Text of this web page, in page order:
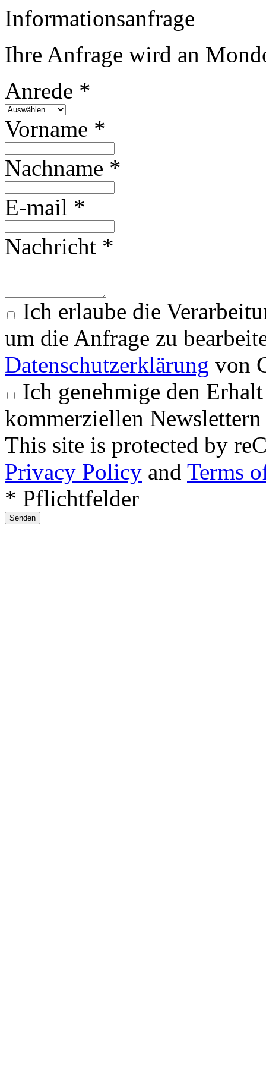
Informationsanfrage
Ihre Anfrage wird an
Anrede *
Vorname *
Nachname *
E-mail *
Nachricht *
Ich erlaube die
um die Anfrage zu
Datenschutzerklärung von
Ich genehmige den
kommerziellen
This site is protected by
Privacy Policy and Terms
* Pflichtfelder
Senden